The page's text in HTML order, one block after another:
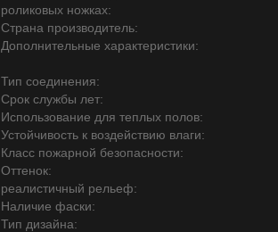
роликовых ножках:
Страна производитель:
Дополнительные характеристики:
Тип соединения:
Срок службы лет:
Использование для теплых полов:
Устойчивость к воздействию влаги:
Класс пожарной безопасности:
Оттенок:
реалистичный рельеф:
Наличие фаски:
Тип дизайна: